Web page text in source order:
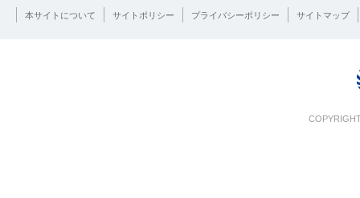
本サイトについて サイトポリシー プライバシーポリシー サイトマップ